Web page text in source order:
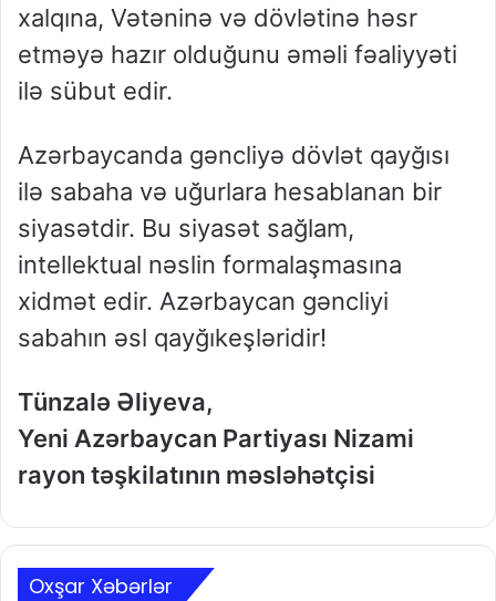
xalqına, Vətəninə və dövlətinə həsr
etməyə hazır olduğunu əməli fəaliyyəti
ilə sübut edir.
Azərbaycanda gəncliyə dövlət qayğısı
ilə sabaha və uğurlara hesablanan bir
siyasətdir. Bu siyasət sağlam,
intellektual nəslin formalaşmasına
xidmət edir. Azərbaycan gəncliyi
sabahın əsl qayğıkeşləridir!
Tünzalə Əliyeva,
Yeni Azərbaycan Partiyası Nizami
rayon təşkilatının məsləhətçisi
Oxşar Xəbərlər